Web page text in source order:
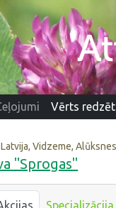
Vērts redzēt
Latvija, Vidzeme,
"Sprogas"
Specializācija